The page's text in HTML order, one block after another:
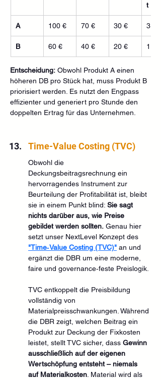
t
A 100 € 70 € 30 € 3 h
B 60 € 40 € 20 € 1 h
Entscheidung: Obwohl Produkt A einen
höheren DB pro Stück hat, muss Produkt B
priorisiert werden. Es nutzt den Engpass
effizienter und generiert pro Stunde den
doppelten Ertrag für das Unternehmen.
Time-Value Costing (TVC)
Obwohl die
Deckungsbeitragsrechnung ein
hervorragendes Instrument zur
Beurteilung der Profitabilität ist, bleibt
sie in einem Punkt blind: Sie sagt
nichts darüber aus, wie Preise
gebildet werden sollten. Genau hier
setzt unser NextLevel Konzept des
"Time‑Value Costing (TVC)" an und
ergänzt die DBR um eine moderne,
faire und governance‑feste Preislogik.
TVC entkoppelt die Preisbildung
vollständig von
Materialpreisschwankungen. Während
die DBR zeigt, welchen Beitrag ein
Produkt zur Deckung der Fixkosten
leistet, stellt TVC sicher, dass Gewinn
ausschließlich auf der eigenen
Wertschöpfung entsteht – niemals
auf Materialkosten . Material wird als